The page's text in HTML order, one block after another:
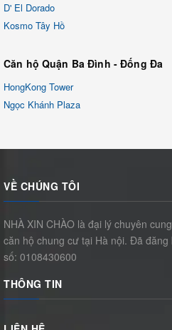
D' El Dorado
Kosmo Tây Hồ
Căn hộ Quận Ba Đình - Đống Đa
HongKong Tower
Ngọc Khánh Plaza
VỀ CHÚNG TÔI
NHÀ XIN CHÀO là đại lý chuyên
căn hộ chung cư tại Hà nội. Đã
số: 0108430600
THÔNG TIN